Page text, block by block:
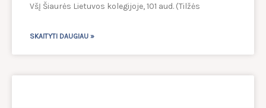
VšĮ Šiaurės Lietuvos kolegijoje, 101 aud. (Tilžės
SKAITYTI DAUGIAU »